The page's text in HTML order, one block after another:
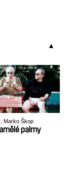
Marko Škop
palmy